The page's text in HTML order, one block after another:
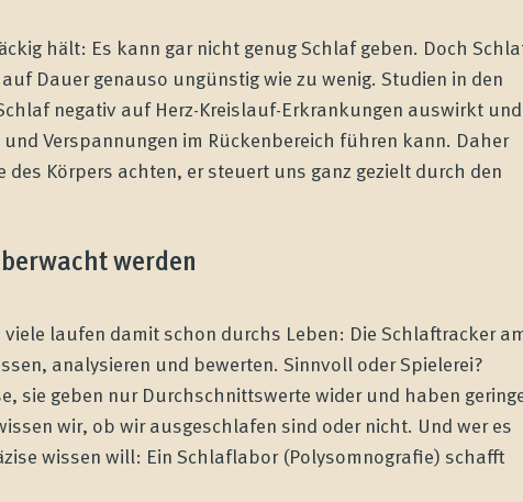
hält: Es kann gar nicht genug Schlaf geben. Doch
Dauer genauso ungünstig wie zu wenig. Studien in den
negativ auf Herz-Kreislauf-Erkrankungen auswirkt und
Verspannungen im Rückenbereich führen kann. Daher
Körpers achten, er steuert uns ganz gezielt durch den
werden
viele laufen damit schon durchs Leben: Die Schlaftracker
analysieren und bewerten. Sinnvoll oder Spielerei?
sie geben nur Durchschnittswerte wider und haben
wir, ob wir ausgeschlafen sind oder nicht. Und wer es
wissen will: Ein Schlaflabor (Polysomnografie) schafft